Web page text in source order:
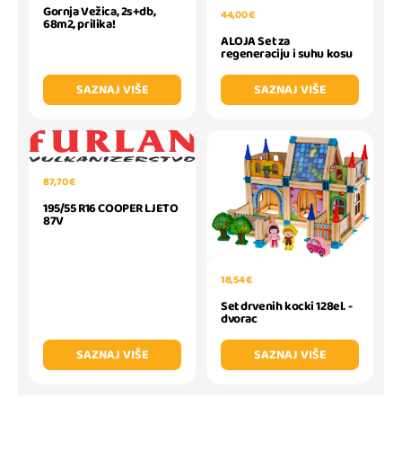
Gornja Vežica, 2s+db,
68m2, prilika!
SAZNAJ VIŠE
44,00 €
ALOJA Set za
regeneraciju i suhu kosu
SAZNAJ VIŠE
87,70 €
195/55 R16 COOPER LJETO
87V
SAZNAJ VIŠE
18,54 €
Set drvenih kocki 128el. -
dvorac
SAZNAJ VIŠE